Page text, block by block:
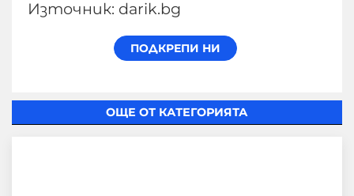
Източник: darik.bg
ОЩЕ ОТ КАТЕГОРИЯТА